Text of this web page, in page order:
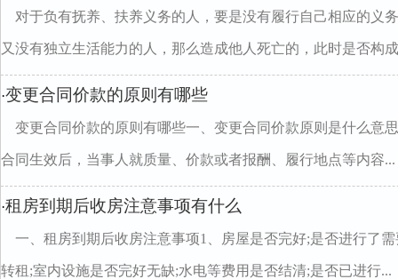
对于负有抚养、扶养义务的人，要是没有履行自己相应的义
又没有独立生活能力的人，那么造成他人死亡的，此时是否构
·变更合同价款的原则有哪些
变更合同价款的原则有哪些一、变更合同价款原则是什
合同生效后，当事人就质量、价款或者报酬、履行地点等内容...
·租房到期后收房注意事项有什么
一、租房到期后收房注意事项1、房屋是否完好;是否进行了
转租;室内设施是否完好无缺;水电等费用是否结清;是否已进行...